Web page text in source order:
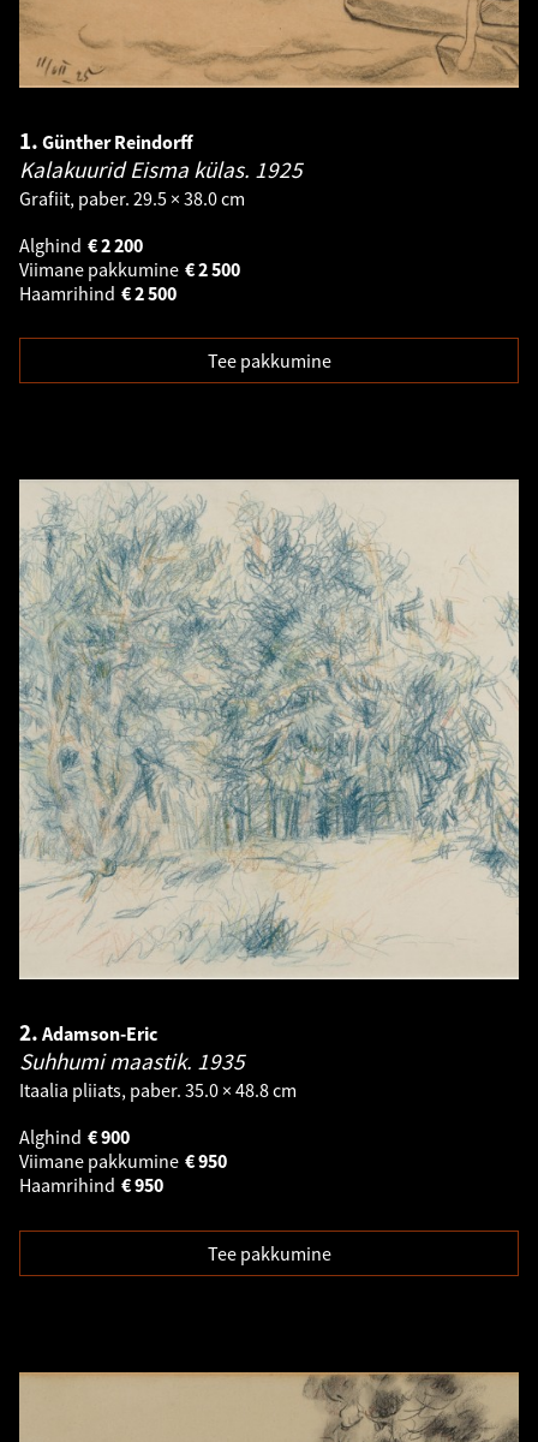
1. Günther Reindorff
Kalakuurid Eisma külas. 1925
Grafiit, paber. 29.5 × 38.0 cm
Alghind
2 200
€
Viimane pakkumine
2 500
€
Haamrihind
2 500
€
Tee pakkumine
2. Adamson-Eric
Suhhumi maastik. 1935
Itaalia pliiats, paber. 35.0 × 48.8 cm
Alghind
900
€
Viimane pakkumine
950
€
Haamrihind
950
€
Tee pakkumine